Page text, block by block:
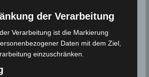
der Verarbeitung
Verarbeitung ist die Markierung
Daten mit dem Ziel,
einzuschränken.